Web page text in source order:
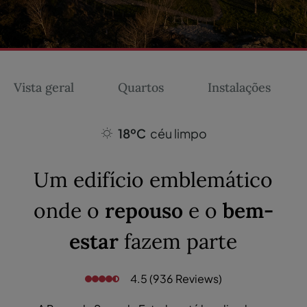
Vista geral Quartos Instalações
18ºC céu limpo
Um edifício emblemático
onde o repouso e o bem-
estar fazem parte
4.5 (936 Reviews)